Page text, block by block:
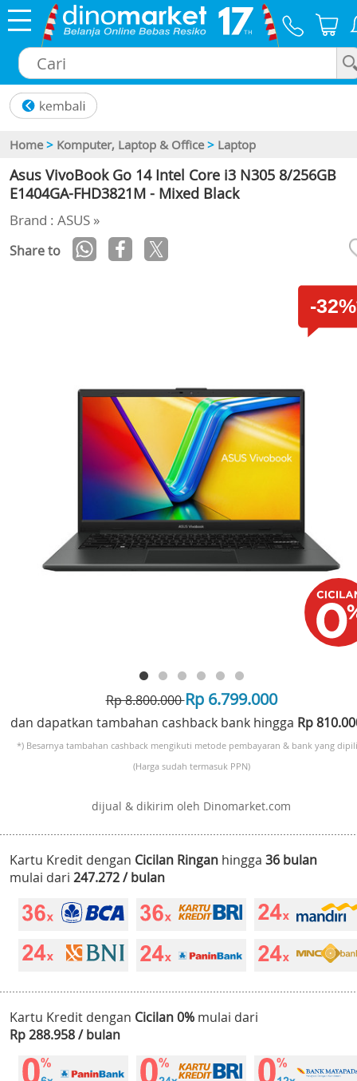
Home > Komputer, Laptop & Office > Laptop
Asus VivoBook Go 14 Intel Core i3 N305 8/256GB
E1404GA-FHD3821M - Mixed Black
Brand : ASUS »
Share to
-
Rp 8.800.000Rp 6.799.000
dan dapatkan tambahan cashback bank hingga Rp
*) Besarnya tambahan cashback mengikuti metode pembayaran & bank yang
(Harga sudah termasuk PPN)
dijual & dikirim oleh Dinomarket.com
Kartu Kredit dengan Cicilan Ringan hingga 36 bulan
mulai dari 247.272 / bulan
Kartu Kredit dengan Cicilan 0% mulai dari
Rp 288.958 / bulan